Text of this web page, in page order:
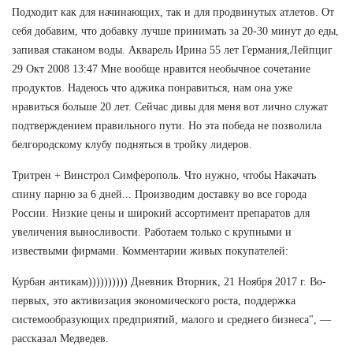
Подходит как для начинающих, так и для продвинутых атлетов. От
себя добавим, что добавку лучше принимать за 20-30 минут до еды,
запивая стаканом воды. Акварель Ирина 55 лет Германия,Лейпциг
29 Окт 2008 13:47 Мне вообще нравится необычное сочетание
продуктов. Надеюсь что аджика понравиться, нам она уже
нравиться больше 20 лет. Сейчас дивы для меня вот лично служат
подтверждением правильного пути. Но эта победа не позволила
белгородскому клубу подняться в тройку лидеров.
Тритрен + Винстрол Симферополь. Что нужно, чтобы Накачать
спину парню за 6 дней... Производим доставку во все города
России. Низкие цены и широкий ассортимент препаратов для
увеличения выносливости. Работаем только с крупными и
извествыми фирмами. Комментарии живых покупателей:
Курбан антикам)))))))))) Дневник Вторник, 21 Ноября 2017 г. Во-
первых, это активизация экономического роста, поддержка
системообразующих предприятий, малого и среднего бизнеса", —
рассказал Медведев.